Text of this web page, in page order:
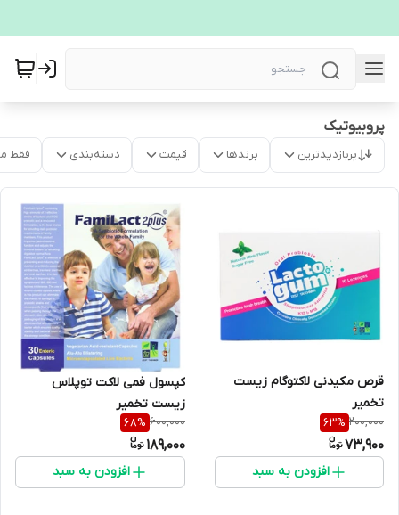
پروبیوتیک
پربازدیدترین برندها قیمت دسته‌بندی فقط
قرص مکیدنی لاکتوگام زیست
تخمیر
200,000
63%
73,900
افزودن به سبد
کپسول فمی لاکت توپلاس
زیست تخمیر
600,000
68%
189,000
افزودن به سبد